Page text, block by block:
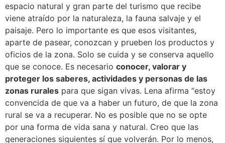
espacio natural y gran parte del turismo que recibe
viene atraído por la naturaleza, la fauna salvaje y el
paisaje. Pero lo importante es que esos visitantes,
aparte de pasear, conozcan y prueben los productos y
oficios de la zona. Solo se cuida y se conserva aquello
que se conoce. Es necesario conocer, valorar y
proteger los saberes, actividades y personas de las
zonas rurales para que sigan vivas. Lena afirma “estoy
convencida de que va a haber un futuro, de que la zona
rural se va a recuperar. No es posible que no se opte
por una forma de vida sana y natural. Creo que las
generaciones siguientes sí que volverán. Por lo menos,